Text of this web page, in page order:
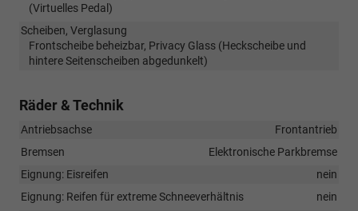
(Virtuelles Pedal)
Scheiben, Verglasung
Frontscheibe beheizbar, Privacy Glass (Heckscheibe und
hintere Seitenscheiben abgedunkelt)
Räder & Technik
Antriebsachse
Frontantrieb
Bremsen
Elektronische Parkbremse
Eignung: Eisreifen
nein
Eignung: Reifen für extreme Schneeverhältnis
nein